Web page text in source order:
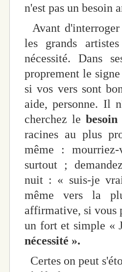
n'est pas un besoin
Avant
les grands
nécessité. Dans
proprement le
si vos vers sont
aide, personne. Il
cherchez le besoin
racines au plus
même :
surtout ;
nuit : « suis-je
même vers la
affirmative, si vous
un fort et simple «
nécessité ».
Certes on peut